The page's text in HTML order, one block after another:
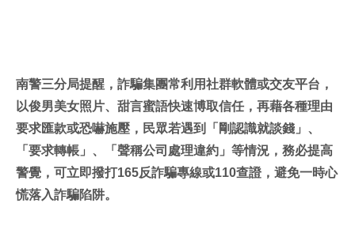
南警三分局提醒，詐騙集團常利用社群軟體或交友平台，
以俊男美女照片、甜言蜜語快速博取信任，再藉各種理由
要求匯款或恐嚇施壓，民眾若遇到「剛認識就談錢」、
「要求轉帳」、「聲稱公司處理違約」等情況，務必提高
警覺，可立即撥打165反詐騙專線或110查證，避免一時心
慌落入詐騙陷阱。